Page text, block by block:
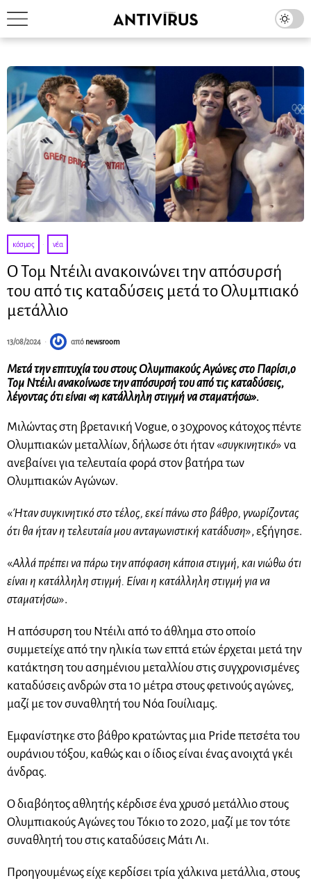
κόσμος · νέα
Ο Τομ Ντέιλι ανακοινώνει την απόσυρσή
του από τις καταδύσεις μετά το Ολυμπιακό
μετάλλιο
13/08/2024 από newsroom
Μετά την επιτυχία του στους Ολυμπιακούς Αγώνες στο Παρίσι,ο
Τομ Ντέιλι ανακοίνωσε την απόσυρσή του από τις καταδύσεις,
λέγοντας ότι είναι «η κατάλληλη στιγμή να σταματήσω».
Μιλώντας στη βρετανική Vogue, ο 30χρονος κάτοχος πέντε
Ολυμπιακών μεταλλίων, δήλωσε ότι ήταν «συγκινητικό» να
ανεβαίνει για τελευταία φορά στον βατήρα των
Ολυμπιακών Αγώνων.
«Ήταν συγκινητικό στο τέλος, εκεί πάνω στο βάθρο, γνωρίζοντας
ότι θα ήταν η τελευταία μου ανταγωνιστική κατάδυση», εξήγησε.
«Αλλά πρέπει να πάρω την απόφαση κάποια στιγμή, και νιώθω ότι
είναι η κατάλληλη στιγμή. Είναι η κατάλληλη στιγμή για να
σταματήσω».
Η απόσυρση του Ντέιλι από το άθλημα στο οποίο
συμμετείχε από την ηλικία των επτά ετών έρχεται μετά την
κατάκτηση του ασημένιου μεταλλίου στις συγχρονισμένες
καταδύσεις ανδρών στα 10 μέτρα στους φετινούς αγώνες,
μαζί με τον συναθλητή του Νόα Γουίλιαμς.
Εμφανίστηκε στο βάθρο κρατώντας μια Pride πετσέτα του
ουράνιου τόξου, καθώς και ο ίδιος είναι ένας ανοιχτά γκέι
άνδρας.
Ο διαβόητος αθλητής κέρδισε ένα χρυσό μετάλλιο στους
Ολυμπιακούς Αγώνες του Τόκιο το 2020, μαζί με τον τότε
συναθλητή του στις καταδύσεις Μάτι Λι.
Προηγουμένως είχε κερδίσει τρία χάλκινα μετάλλια, στους